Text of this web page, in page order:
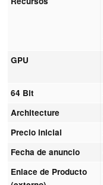
GPU
64 Bit
Architecture
Precio inicial
Fecha de anuncio
Enlace de Producto